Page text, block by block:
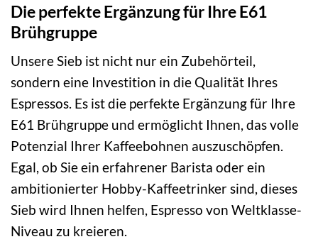
Die perfekte Ergänzung für Ihre E61
Brühgruppe
Unsere Sieb ist nicht nur ein Zubehörteil,
sondern eine Investition in die Qualität Ihres
Espressos. Es ist die perfekte Ergänzung für Ihre
E61 Brühgruppe und ermöglicht Ihnen, das volle
Potenzial Ihrer Kaffeebohnen auszuschöpfen.
Egal, ob Sie ein erfahrener Barista oder ein
ambitionierter Hobby-Kaffeetrinker sind, dieses
Sieb wird Ihnen helfen, Espresso von Weltklasse-
Niveau zu kreieren.